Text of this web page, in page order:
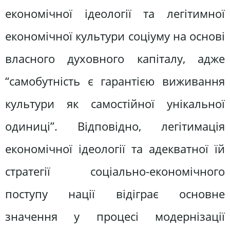
економічної ідеології та легітимної
економічної культури соціуму на основі
власного духовного капіталу, адже
“самобутність є гарантією виживання
культури як самостійної унікальної
одиниці”. Відповідно, легітимація
економічної ідеології та адекватної їй
стратегії соціально-економічного
поступу нації відіграє основне
значення у процесі модернізації